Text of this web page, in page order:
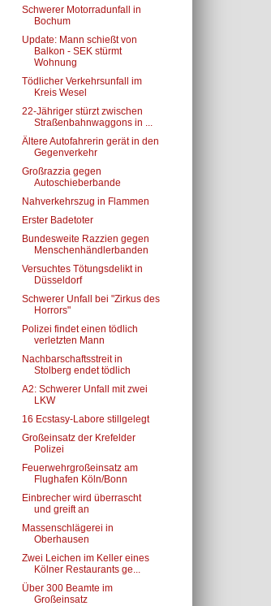
Schwerer Motorradunfall in
Bochum
Update: Mann schießt von
Balkon - SEK stürmt
Wohnung
Tödlicher Verkehrsunfall im
Kreis Wesel
22-Jähriger stürzt zwischen
Straßenbahnwaggons in ...
Ältere Autofahrerin gerät in den
Gegenverkehr
Großrazzia gegen
Autoschieberbande
Nahverkehrszug in Flammen
Erster Badetoter
Bundesweite Razzien gegen
Menschenhändlerbanden
Versuchtes Tötungsdelikt in
Düsseldorf
Schwerer Unfall bei "Zirkus des
Horrors"
Polizei findet einen tödlich
verletzten Mann
Nachbarschaftsstreit in
Stolberg endet tödlich
A2: Schwerer Unfall mit zwei
LKW
16 Ecstasy-Labore stillgelegt
Großeinsatz der Krefelder
Polizei
Feuerwehrgroßeinsatz am
Flughafen Köln/Bonn
Einbrecher wird überrascht
und greift an
Massenschlägerei in
Oberhausen
Zwei Leichen im Keller eines
Kölner Restaurants ge...
Über 300 Beamte im
Großeinsatz